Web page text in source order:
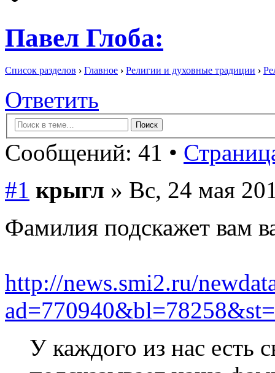
Павел Глоба:
Список разделов › Главное › Религии и духовные традиции ›
Ответить
Сообщений: 41 •
#1 крыгл » Вс, 24 мая
Фамилия подскажет вам
http://news.smi2.ru/
У каждого из нас есть